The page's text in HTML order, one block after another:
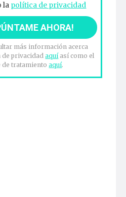
la política de privacidad
más información acerca
de privacidadaquíasí como el
de tratamientoaquí.